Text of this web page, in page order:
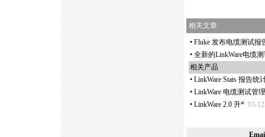
相关文章
• Fluke 发布电缆测试报
• 全新的LinkWare电缆
相关产品
• LinkWare Stats 报告统
• LinkWare 电缆测试管
• LinkWare 2.0 升* 03-